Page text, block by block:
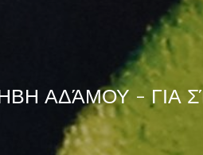
ΑΔΆΜΟΥ - ΓΙΑ